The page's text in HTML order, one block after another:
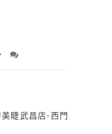
睫武昌店-西門町